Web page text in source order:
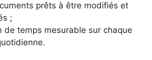
prêts à être modifiés et
;
de temps mesurable sur chaque